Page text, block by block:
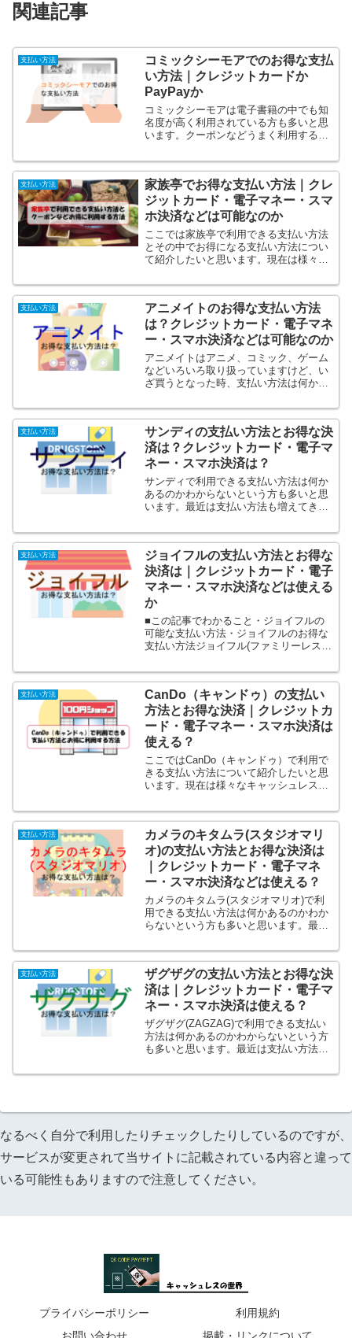
関連記事
支払い方法
コミックシーモアでのお得な支払
い方法｜クレジットカードか
PayPayか
コミックシーモアは電子書籍の中でも知
名度が高く利用されている方も多いと思
います。クーポンなどうまく利用するこ
払い方法によってもお得になったりしま
す。コミックシーモアではいろいろな支
払い方法があるのでここも...
支払い方法
家族亭でお得な支払い方法｜クレ
ジットカード・電子マネー・スマ
ホ決済などは可能なのか
ここでは家族亭で利用できる支払い方法
とその中でお得になる支払い方法につい
て紹介したいと思います。現在は様々な
払い方法の違いでポイントの貯まり方が
全然変わってきます！家族亭でも様々な
決済方法を導入していて支...
支払い方法
アニメイトのお得な支払い方法
は？クレジットカード・電子マネ
ー・スマホ決済などは可能なのか
アニメイトはアニメ、コミック、ゲーム
などいろいろ取り扱っていますけど、い
ざ買うとなった時、支払い方法は何かあ
ます。最近は支払い方法も増えてきてい
て何が使えるのかわからなかったりしま
すよね。さらに現在は支払...
支払い方法
サンディの支払い方法とお得な決
済は？クレジットカード・電子マ
ネー・スマホ決済は？
サンディで利用できる支払い方法は何か
あるのかわからないという方も多いと思
います。最近は支払い方法も増えてきて
るのかわからなかったりしますよね。さ
らに現在は支払方法の違いでポイントの
貯まり方など全然お得感が...
支払い方法
ジョイフルの支払い方法とお得な
決済は｜クレジットカード・電子
マネー・スマホ決済などは使える
か
■この記事でわかること・ジョイフルの
可能な支払い方法・ジョイフルのお得な
支払い方法ジョイフル(ファミリーレスト
のかわからないという方も多いと思いま
す。最近は支払い方法も増えてきている
お店も多く、ジョイフ...
支払い方法
CanDo（キャンドゥ）の支払い
方法とお得な決済｜クレジットカ
ード・電子マネー・スマホ決済は
使える？
ここではCanDo（キャンドゥ）で利用で
きる支払い方法について紹介したいと思
います。現在は様々なキャッシュレス決
イントの貯まり方など全然お得感が違い
ます！なのでベストな決済方法を知らな
いとかなり損得に差が...
支払い方法
カメラのキタムラ(スタジオマリ
オ)の支払い方法とお得な決済は
｜クレジットカード・電子マネ
ー・スマホ決済などは使える？
カメラのキタムラ(スタジオマリオ)で利
用できる支払い方法は何かあるのかわか
らないという方も多いと思います。最近
く、カメラのキタムラ(スタジオマリオ)
でも何が使えるのかわからなかったりし
ますよね。さらに現在...
支払い方法
ザグザグの支払い方法とお得な決
済は｜クレジットカード・電子マ
ネー・スマホ決済は使える？
ザグザグ(ZAGZAG)で利用できる支払い
方法は何かあるのかわからないという方
も多いと思います。最近は支払い方法も
も何が使えるのかわからなかったりしま
なるべく自分で利用したりチェックしたりしているのですが、
サービスが変更されて当サイトに記載されている内容と違って
いる可能性もありますので注意してください。
プライバシーポリシー
利用規約